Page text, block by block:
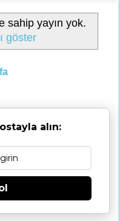
sahip yayın yok.
göster
alın: